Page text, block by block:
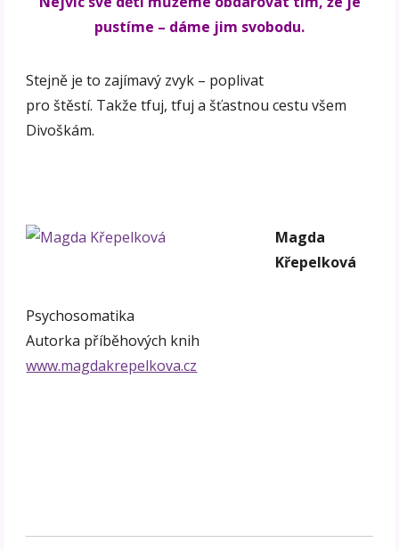
pustíme – dáme jim svobodu.
Stejně je to zajímavý zvyk – poplivat
pro štěstí. Takže tfuj, tfuj a šťastnou cestu všem
Divoškám.
Magda
Křepelková
Psychosomatika
Autorka příběhových knih
www.magdakrepelkova.cz